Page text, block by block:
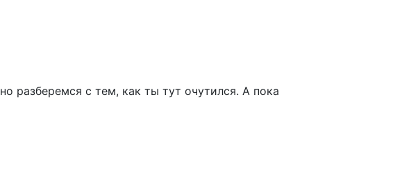
разберемся с тем, как ты тут очутился. А пока